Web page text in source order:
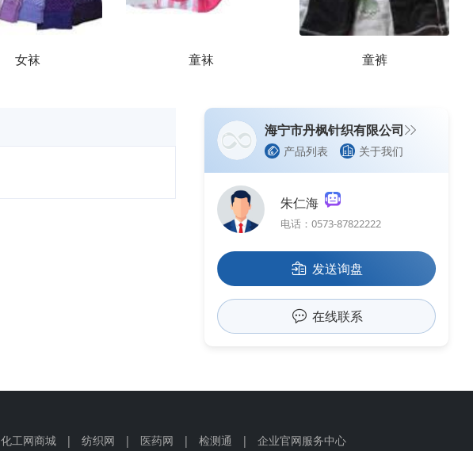
女袜 童袜 童裤
海宁市丹枫针织有限公司
产品列表 关于我们
朱仁海
电话：0573-87822222
发送询盘
在线联系
化工网商城 | 纺织网 | 医药网 | 检测通 | 企业官网服务中心